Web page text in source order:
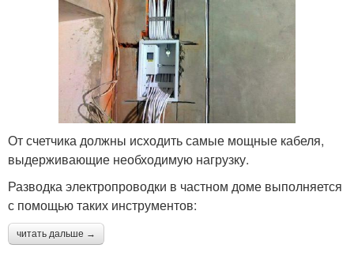
От счетчика должны исходить самые мощные кабеля,
выдерживающие необходимую нагрузку.
Разводка электропроводки в частном доме выполняется
с помощью таких инструментов:
читать дальше →